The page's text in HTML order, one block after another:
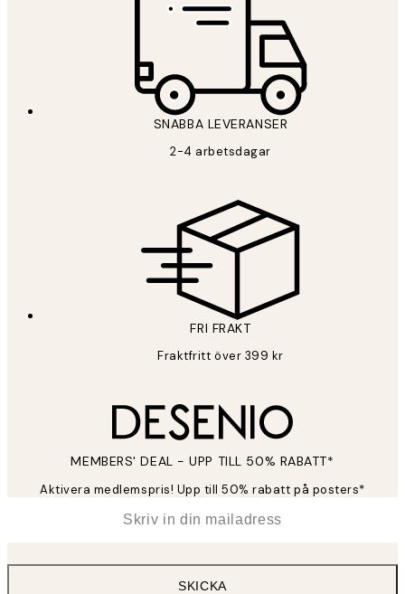
SNABBA LEVERANSER
2-4 arbetsdagar
FRI FRAKT
Fraktfritt över 399 kr
MEMBERS' DEAL - UPP TILL 50% RABATT*
Aktivera medlemspris! Upp till 50% rabatt på posters*
SKICKA